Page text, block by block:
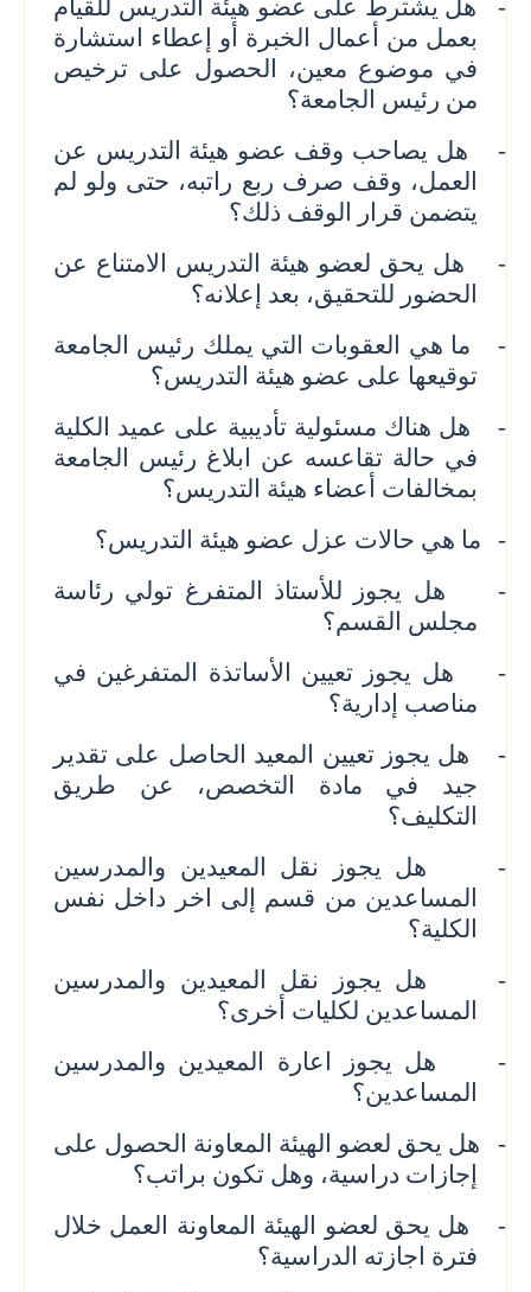
-
هل يشترط على عضو هيئة التدريس للقيام
بعمل من أعمال الخبرة أو إعطاء استشارة
في موضوع معين، الحصول على ترخيص
من رئيس الجامعة؟
-
هل يصاحب وقف عضو هيئة التدريس عن
العمل، وقف صرف ربع راتبه، حتى ولو لم
يتضمن قرار الوقف ذلك؟
-
هل يحق لعضو هيئة التدريس الامتناع عن
الحضور للتحقيق، بعد إعلانه؟
-
ما هي العقوبات التي يملك رئيس الجامعة
توقيعها على عضو هيئة التدريس؟
-
هل هناك مسئولية تأديبية على عميد الكلية
في حالة تقاعسه عن ابلاغ رئيس الجامعة
بمخالفات أعضاء هيئة التدريس؟
-
ما هي حالات عزل عضو هيئة التدريس؟
-
هل يجوز للأستاذ المتفرغ تولي رئاسة
مجلس القسم؟
-
هل يجوز تعيين الأساتذة المتفرغين في
مناصب إدارية؟
-
هل يجوز تعيين المعيد الحاصل على تقدير
جيد في مادة التخصص، عن طريق
التكليف؟
-
هل يجوز نقل المعيدين والمدرسين
المساعدين من قسم إلى اخر داخل نفس
الكلية؟
-
هل يجوز نقل المعيدين والمدرسين
المساعدين لكليات أخرى؟
-
هل يجوز اعارة المعيدين والمدرسين
المساعدين؟
-
هل يحق لعضو الهيئة المعاونة الحصول على
إجازات دراسية، وهل تكون براتب؟
-
هل يحق لعضو الهيئة المعاونة العمل خلال
فترة اجازته الدراسية؟